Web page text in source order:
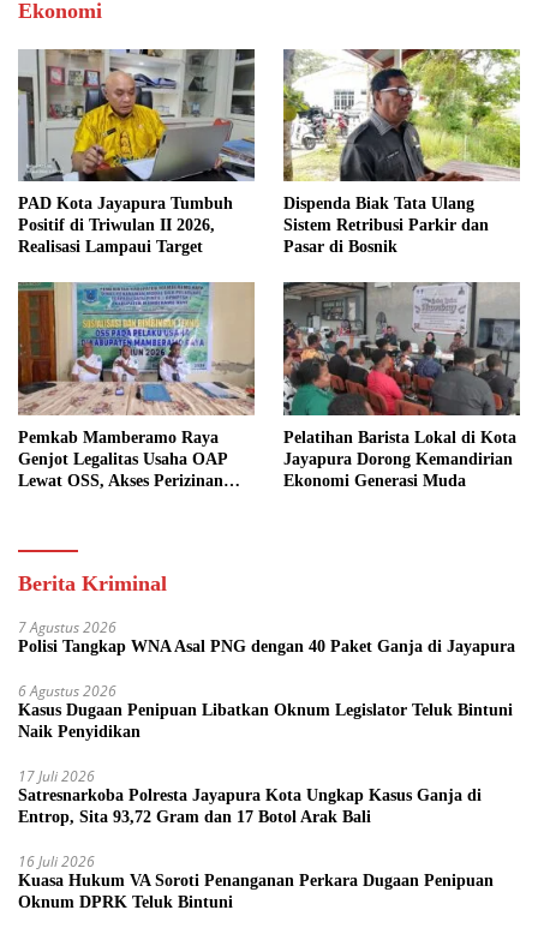
Ekonomi
PAD Kota Jayapura Tumbuh
Positif di Triwulan II 2026,
Realisasi Lampaui Target
Dispenda Biak Tata Ulang
Sistem Retribusi Parkir dan
Pasar di Bosnik
Pemkab Mamberamo Raya
Genjot Legalitas Usaha OAP
Lewat OSS, Akses Perizinan
Pelatihan Barista Lokal di Kota
Jayapura Dorong Kemandirian
Ekonomi Generasi Muda
Berita Kriminal
7 Agustus 2026
Polisi Tangkap WNA Asal PNG dengan 40 Paket Ganja di Jayapura
6 Agustus 2026
Kasus Dugaan Penipuan Libatkan Oknum Legislator Teluk Bintuni
Naik Penyidikan
17 Juli 2026
Satresnarkoba Polresta Jayapura Kota Ungkap Kasus Ganja di
Entrop, Sita 93,72 Gram dan 17 Botol Arak Bali
16 Juli 2026
Kuasa Hukum VA Soroti Penanganan Perkara Dugaan Penipuan
Oknum DPRK Teluk Bintuni